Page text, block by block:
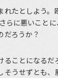
たとしよう。
らに悪いこと
だろうか？
ことになるだ
そうせずとも、